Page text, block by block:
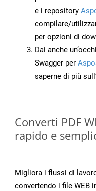
e i repository
compilare/
per opzioni di
Dai anche
Swagger per
saperne di più
Converti PDF
rapido e
Migliora i flussi di
convertendo i file WEB